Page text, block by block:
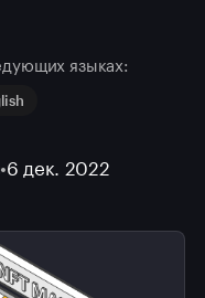
языках:
•6 дек. 2022